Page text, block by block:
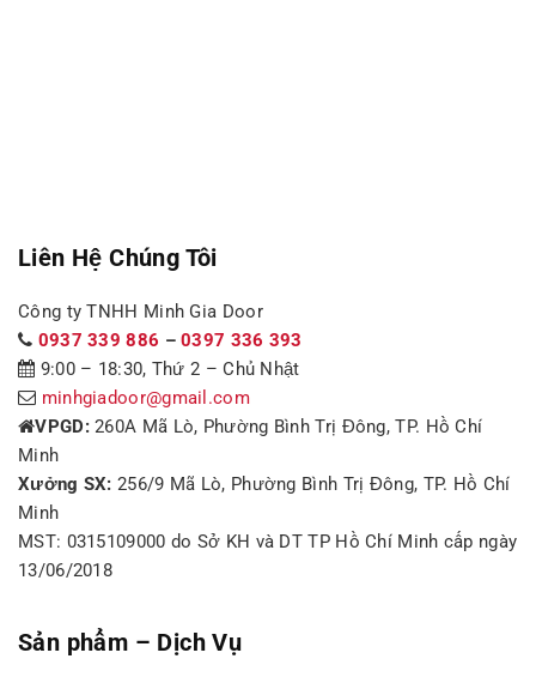
Liên Hệ Chúng Tôi
Công ty TNHH Minh Gia Door
0937 339 886 –0397 336 393
9:00 – 18:30, Thứ 2 – Chủ Nhật
minhgiadoor@gmail.com
VPGD:260A Mã Lò, Phường Bình Trị Đông, TP. Hồ Chí
Minh
Xưởng SX: 256/9 Mã Lò, Phường Bình Trị Đông, TP. Hồ Chí
Minh
MST: 0315109000 do Sở KH và DT TP Hồ Chí Minh cấp ngày
13/06/2018
Sản phẩm – Dịch Vụ